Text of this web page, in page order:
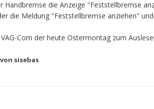
Handbremse die Anzeige "Feststellbremse
die Meldung "Feststellbremse anziehen"
Com der heute Ostermontag zum
von sisebas